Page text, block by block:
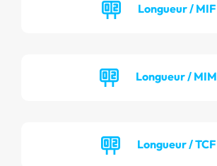
Longueur / MIF
Longueur / MIM
Longueur / TCF